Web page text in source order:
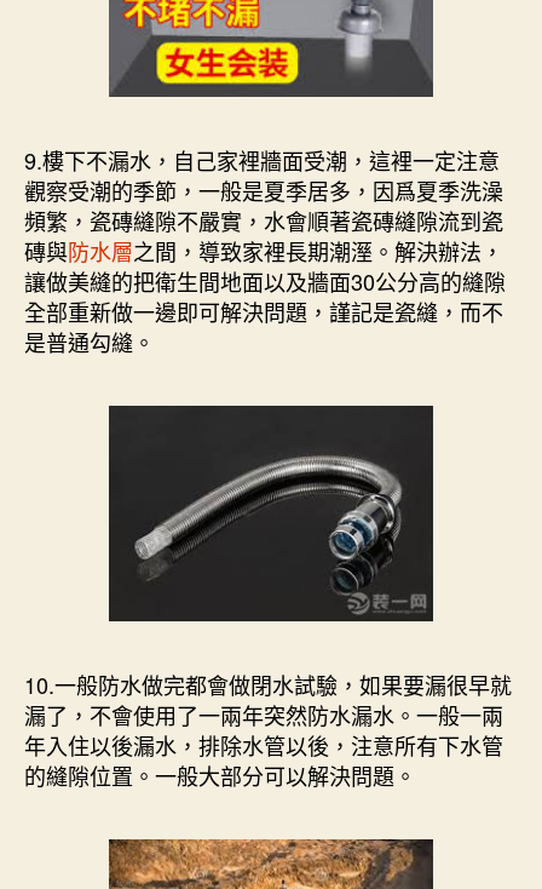
9.樓下不漏水，自己家裡牆面受潮，這裡一定注意
觀察受潮的季節，一般是夏季居多，因爲夏季洗澡
頻繁，瓷磚縫隙不嚴實，水會順著瓷磚縫隙流到瓷
磚與防水層之間，導致家裡長期潮溼。解決辦法，
讓做美縫的把衛生間地面以及牆面30公分高的縫隙
全部重新做一邊即可解決問題，謹記是瓷縫，而不
是普通勾縫。
10.一般防水做完都會做閉水試驗，如果要漏很早就
漏了，不會使用了一兩年突然防水漏水。一般一兩
年入住以後漏水，排除水管以後，注意所有下水管
的縫隙位置。一般大部分可以解決問題。